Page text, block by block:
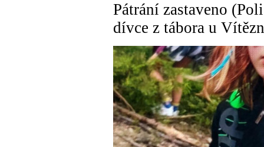
Pátrání zastaveno
dívce z tábora u